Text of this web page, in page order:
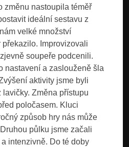
změnu nastoupila téměř
ideální sestavu z
velké množství
Improvizovali
soupeře podcenili.
nastavení a zaslouženě šla
aktivity jsme byli
Změna přístupu
poločasem. Kluci
způsob hry nás může
půlku jsme začali
intenzivně. Do té doby